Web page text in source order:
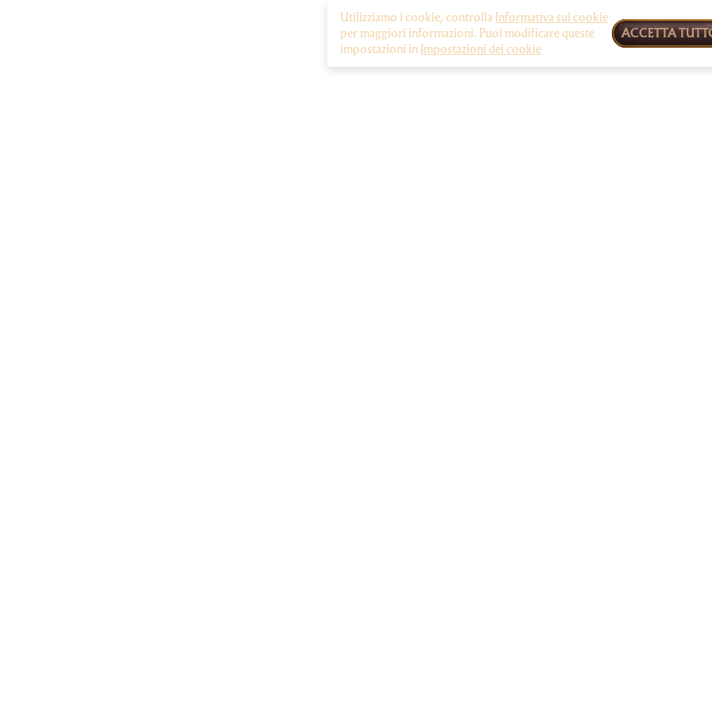
Utilizziamo i cookie, controlla Informativa sui cookie
per maggiori informazioni. Puoi modificare queste
impostazioni in Impostazioni dei cookie
ACCETTA